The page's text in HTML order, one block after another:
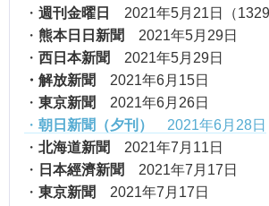
・ 週刊金曜日
2021年5月21日（1329
・ 熊本日日新聞 2021年5月29日
・ 西日本新聞 2021年5月29日
・解放新聞
2021年6月15日
・ 東京新聞
2021年6月26日
・ 朝日新聞（夕刊）
2021年6月28日
・ 北海道新聞 2021年7月11日
・ 日本經濟新聞 2021年7月17日
・ 東京新聞 2021年7月17日